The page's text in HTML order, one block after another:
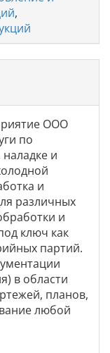
,
ООО
по
и
и
различных
и
ключ как
партий.
в области
планов,
любой